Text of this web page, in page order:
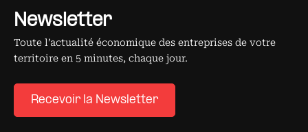
Newsletter
Toute l’actualité économique des entreprises de votre
territoire en 5 minutes, chaque jour.
Recevoir la Newsletter